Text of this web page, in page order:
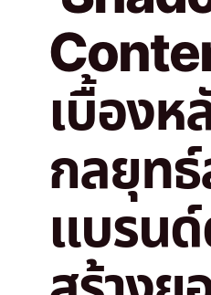
เบื้องห
กลยุท
แบรนด์